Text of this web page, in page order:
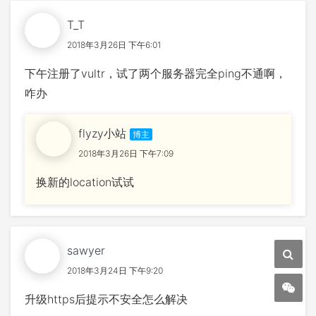
T_T
2018年3月26日 下午6:01
下午注册了vultr，试了两个服务器完全ping不通啊，
咋办
flyzy小站
2018年3月26日 下午7:09
换新的location试试
sawyer
2018年3月24日 下午9:20
升级https后提示不安全怎么解决